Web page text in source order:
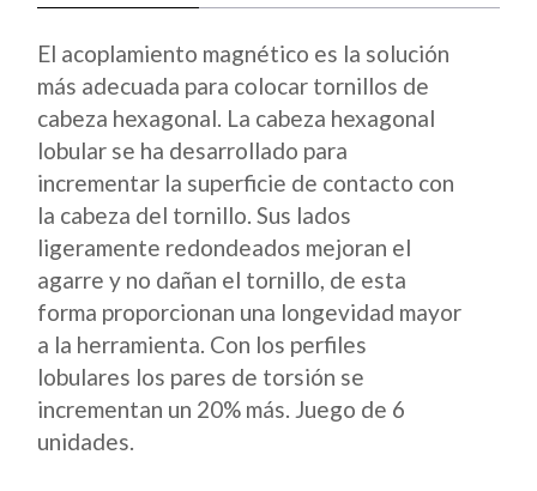
El acoplamiento magnético es la solución
más adecuada para colocar tornillos de
cabeza hexagonal. La cabeza hexagonal
lobular se ha desarrollado para
incrementar la superficie de contacto con
la cabeza del tornillo. Sus lados
ligeramente redondeados mejoran el
agarre y no dañan el tornillo, de esta
forma proporcionan una longevidad mayor
a la herramienta. Con los perfiles
lobulares los pares de torsión se
incrementan un 20% más. Juego de 6
unidades.